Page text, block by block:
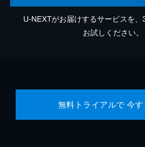
U-NEXTがお届けするサービスを、
お試しください。
無料トライアルで 今